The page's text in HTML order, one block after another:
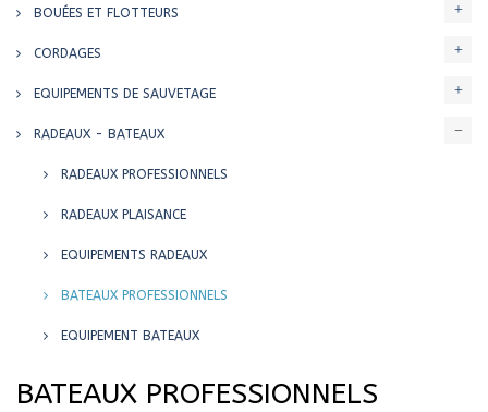
BOUÉES ET FLOTTEURS
CORDAGES
EQUIPEMENTS DE SAUVETAGE
RADEAUX - BATEAUX
RADEAUX PROFESSIONNELS
RADEAUX PLAISANCE
EQUIPEMENTS RADEAUX
BATEAUX PROFESSIONNELS
EQUIPEMENT BATEAUX
BATEAUX PROFESSIONNELS